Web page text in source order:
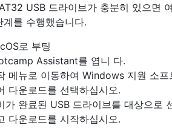
USB 드라이브가 충분히 있으면
계를 수행했습니다.
로 부팅
Assistant를 엽니 다.
메뉴로 이동하여 Windows 지원 소프
다운로드를 선택하십시오.
가 완료된 USB 드라이브를 대상으로
다운로드를 시작하십시오.